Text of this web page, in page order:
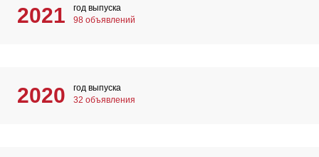
2021
год выпуска
98 объявлений
2020
год выпуска
32 объявления